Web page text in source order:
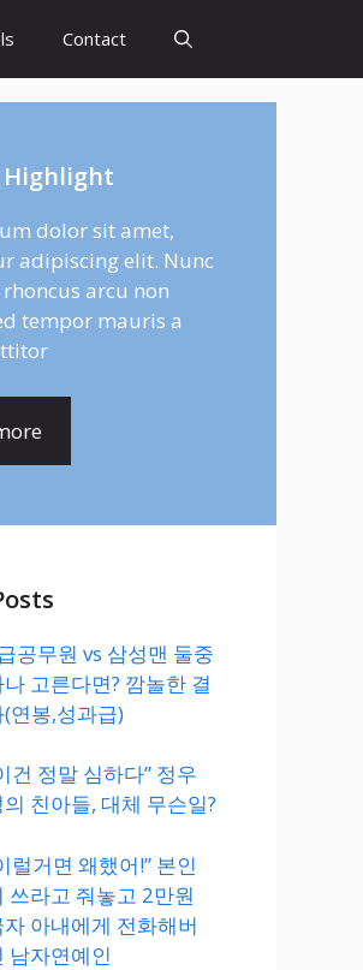
Contact
dolor sit amet,
adipiscing elit. Nunc
arcu non
tempor mauris a
공무원 vs 삼성맨 둘중
고른다면? 깜놀한 결
(연봉,성과급)
건 정말 심하다” 정우
의 친아들, 대체 무슨일?
럴거면 왜했어!” 본인
쓰라고 줘놓고 2만원
자 아내에게 전화해버
남자연예인